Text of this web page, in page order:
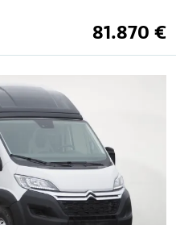
81.870 €